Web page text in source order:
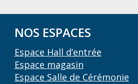
NOS ESPACES
Espace Hall d’entrée
Espace magasin
Espace Salle de Cérémonie